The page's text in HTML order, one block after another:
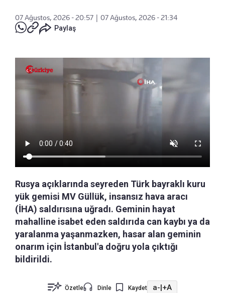
07 Ağustos, 2026 - 20:57
07 Ağustos, 2026 - 21:34
Paylaş
Rusya açıklarında seyreden Türk bayraklı kuru
yük gemisi MV Güllük, insansız hava aracı
(İHA) saldırısına uğradı. Geminin hayat
mahalline isabet eden saldırıda can kaybı ya da
yaralanma yaşanmazken, hasar alan geminin
onarım için İstanbul'a doğru yola çıktığı
bildirildi.
Özetle Dinle Kaydet a-|+A